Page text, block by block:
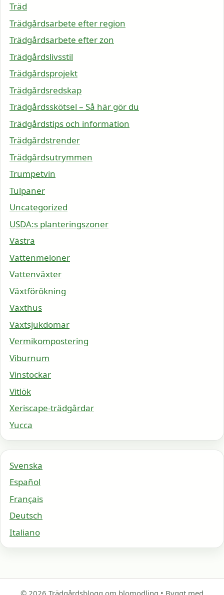
Träd
Trädgårdsarbete efter region
Trädgårdsarbete efter zon
Trädgårdslivsstil
Trädgårdsprojekt
Trädgårdsredskap
Trädgårdsskötsel – Så här gör du
Trädgårdstips och information
Trädgårdstrender
Trädgårdsutrymmen
Trumpetvin
Tulpaner
Uncategorized
USDA:s planteringszoner
Västra
Vattenmeloner
Vattenväxter
Växtförökning
Växthus
Växtsjukdomar
Vermikompostering
Viburnum
Vinstockar
Vitlök
Xeriscape-trädgårdar
Yucca
Svenska
Español
Français
Deutsch
Italiano
© 2026 Trädgårdsblogg om blomodling • Byggt med